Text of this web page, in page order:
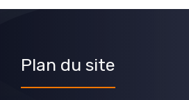
Plan du site